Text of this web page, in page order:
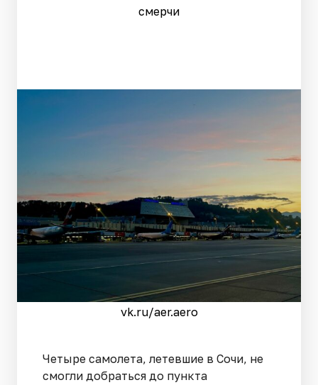
смерчи
vk.ru/aer.aero
Четыре самолета, летевшие в Сочи, не
смогли добраться до пункта